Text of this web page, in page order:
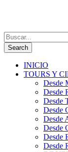
INICIO
TOURS Y
Desde
Desde
Desde
Desde
Desde
Desde
Desde
Desde